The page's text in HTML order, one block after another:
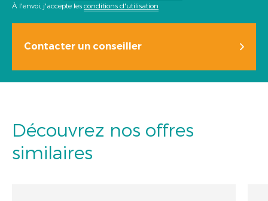
À l'envoi, j'accepte les conditions d'utilisation
Contacter un conseiller
Découvrez nos offres
similaires